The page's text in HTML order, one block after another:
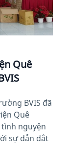
Quê
BVIS đã
Quê
tình nguyện
sự dẫn dắt